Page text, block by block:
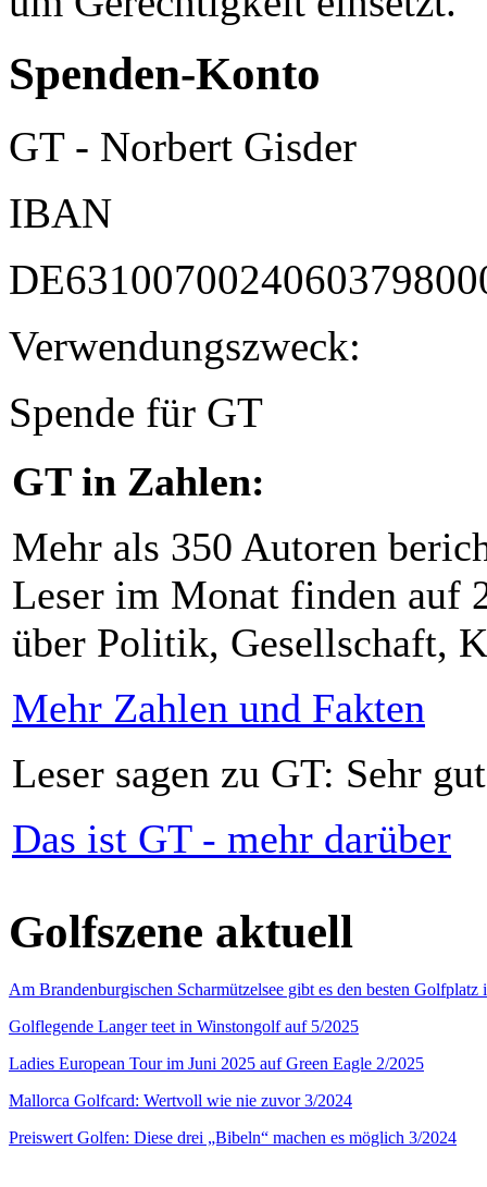
Spenden-Konto
GT - Norbert Gisder
IBAN
Verwendungszweck:
Spende für GT
GT in Zahlen:
Mehr als 350 Autoren
Leser im Monat finden auf
über Politik, Gesellschaft,
Mehr Zahlen und Fakten
Leser sagen zu GT: Sehr
Das ist GT - mehr darüber
Golfszene aktuell
Am Brandenburgischen Scharmützelsee gibt es den besten
Golflegende Langer teet in Winstongolf auf 5/2025
Ladies European Tour im Juni 2025 auf Green Eagle 2/2025
Mallorca Golfcard: Wertvoll wie nie zuvor 3/2024
Preiswert Golfen: Diese drei „Bibeln“ machen es möglich 3/2024